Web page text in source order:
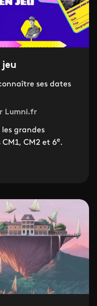
ses dates
Lumni.fr
grandes
CM2 et 6e.